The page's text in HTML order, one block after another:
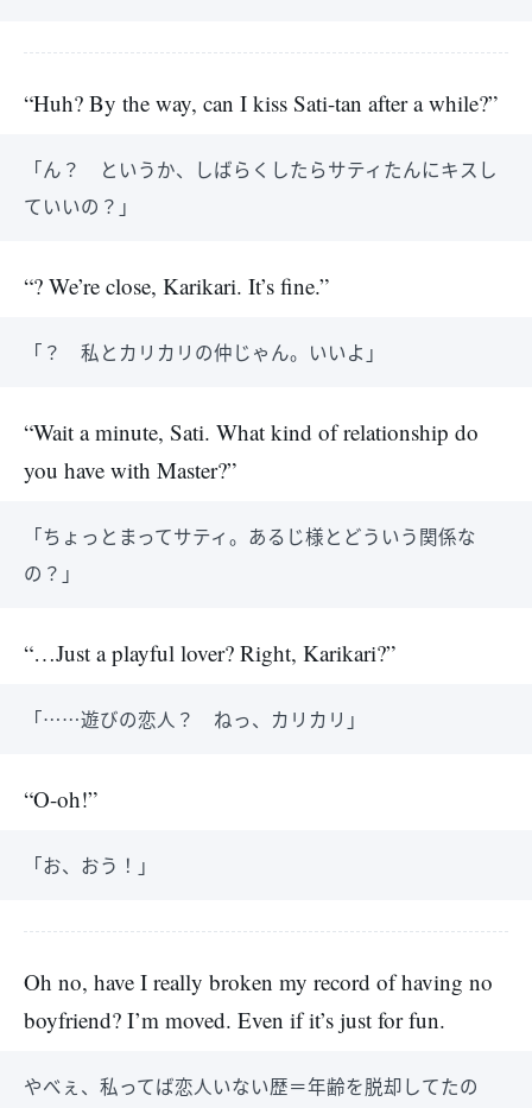
“Huh? By the way, can I kiss Sati-tan after a while?”
「ん？ というか、しばらくしたらサティたんにキスし
ていいの？」
“? We’re close, Karikari. It’s fine.”
「？ 私とカリカリの仲じゃん。いいよ」
“Wait a minute, Sati. What kind of relationship do
you have with Master?”
「ちょっとまってサティ。あるじ様とどういう関係な
の？」
“…Just a playful lover? Right, Karikari?”
「……遊びの恋人？ ねっ、カリカリ」
“O-oh!”
「お、おう！」
Oh no, have I really broken my record of having no
boyfriend? I’m moved. Even if it’s just for fun.
やべぇ、私ってば恋人いない歴＝年齢を脱却してたの